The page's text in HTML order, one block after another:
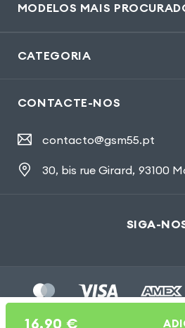
16,90 €
MODELOS MAIS
CATEGORIA
CONTACTE-NOS
contacto@gsm55.pt
30, bis rue Girard, 93100
SIGA-